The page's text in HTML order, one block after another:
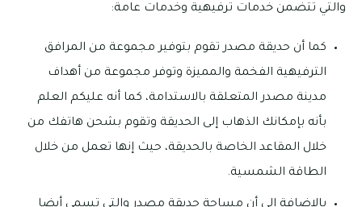
والتي تتضمن خدمات ترفيهية وخدمات عامة:
كما أن حديقة مصدر تقوم بتوفير مجموعة من المرافق
الترفيهية الفخمة والمميزة وتوفر مجموعة من أهداف
مدينة مصدر المتعلقة بالاستدامة، كما أنه عليكم العلم
بأنه بإمكانك الذهاب إلى الحديقة وتقوم بشحن هاتفك من
خلال المقاعد الخاصة بالحديقة، حيث إنها تعمل من خلال
الطاقة الشمسية.